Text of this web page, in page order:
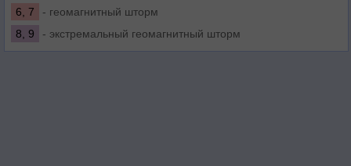
6, 7
- геомагнитный шторм
8, 9
- экстремальный геомагнитный шторм